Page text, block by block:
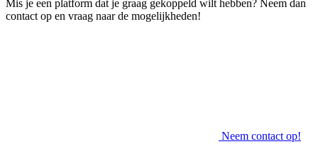
Mis je een platform dat je graag gekoppeld wilt hebben? Neem dan
contact op en vraag naar de mogelijkheden!
Neem contact op!